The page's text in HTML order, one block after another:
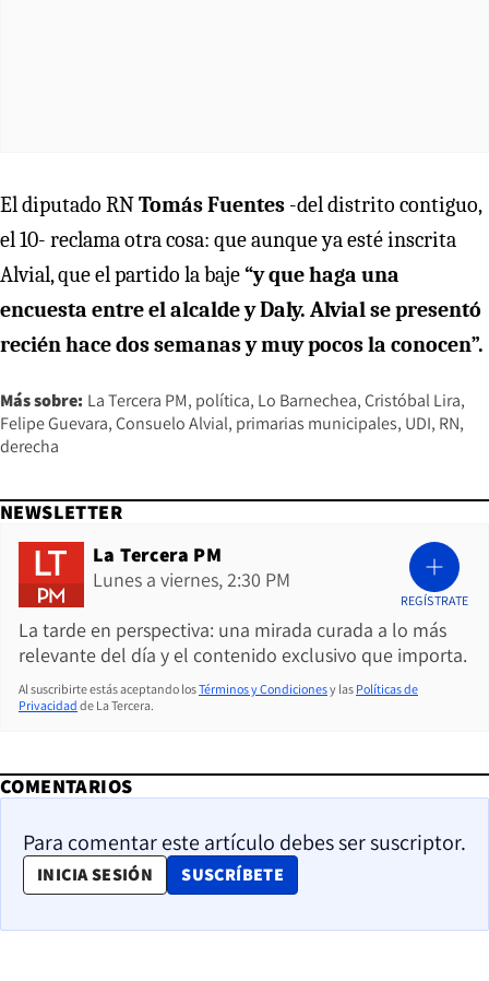
El diputado RNTomás Fuentes -del distrito contiguo,
el 10- reclama otra cosa: que aunque ya esté inscrita
Alvial, que el partido la baje“y que haga una
encuesta entre el alcalde y Daly. Alvial se presentó
recién hace dos semanas y muy pocos la conocen”.
Más sobre: La Tercera PM política Lo Barnechea Cristóbal Lira
Felipe Guevara Consuelo Alvial primarias municipales UDI RN
derecha
NEWSLETTER
La Tercera PM
Lunes a viernes, 2:30 PM
La tarde en perspectiva: una mirada curada a lo más
relevante del día y el contenido exclusivo que importa.
REGÍSTRATE
Al suscribirte estás aceptando losTérminos y Condicionesy las Políticas de
Privacidad de La Tercera.
COMENTARIOS
Para comentar este artículo debes ser suscriptor.
INICIA SESIÓN SUSCRÍBETE
OPENS IN NEW WINDOW